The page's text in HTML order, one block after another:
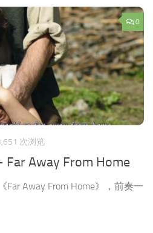
0
次浏览
Away From Home
Away From Home》，前奏一